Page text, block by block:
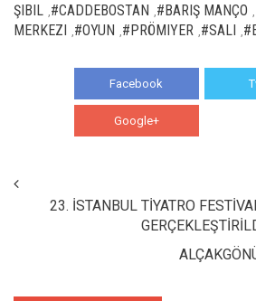
ŞIBIL #CADDEBOSTAN #BARIŞ MANÇO
MERKEZI #OYUN #PRÖMIYER #SALI
Facebook
Google+
23. İSTANBUL TİYATRO